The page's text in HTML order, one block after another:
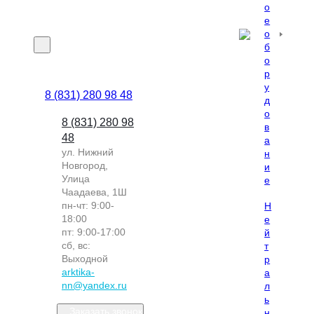
8 (831) 280 98 48
8 (831) 280 98
48
ул. Нижний
Новгород,
Улица
Чаадаева, 1Ш
пн-чт: 9:00-
18:00
пт: 9:00-17:00
сб, вс:
Выходной
arktika-
nn@yandex.ru
о
е
о
б
о
р
у
д
о
в
а
н
и
е
Н
е
й
т
р
а
л
ь